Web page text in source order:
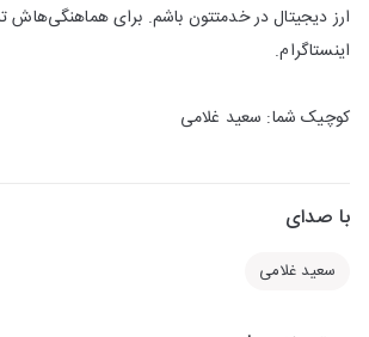
ارز دیجیتال در خدمتتون باشم. برای هماهنگی‌هاش
اینستاگرام.
کوچیک شما: سعید غلامی
با صدای
سعید غلامی